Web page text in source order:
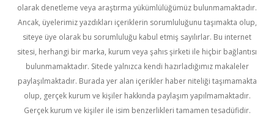
olarak denetleme veya araştırma yükümlülüğümüz bulunmamaktadır.
Ancak, üyelerimiz yazdıkları içeriklerin sorumluluğunu taşımakta olup,
siteye üye olarak bu sorumluluğu kabul etmiş sayılırlar. Bu internet
sitesi, herhangi bir marka, kurum veya şahıs şirketi ile hiçbir bağlantısı
bulunmamaktadır. Sitede yalnızca kendi hazırladığımız makaleler
paylaşılmaktadır. Burada yer alan içerikler haber niteliği taşımamakta
olup, gerçek kurum ve kişiler hakkında paylaşım yapılmamaktadır.
Gerçek kurum ve kişiler ile isim benzerlikleri tamamen tesadüfidir.